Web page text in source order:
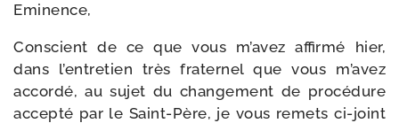
Eminence,
Conscient de ce que vous m’avez affir­mé hier,
dans l’entretien très fra­ter­nel que vous m’avez
accor­dé, au sujet du chan­ge­ment de pro­cé­dure
accep­té par le Saint-​Père, je vous remets ci-​joint